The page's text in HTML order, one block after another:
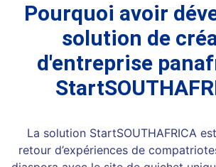
Pourquoi avoir
solution de
d'entreprise
La solution StartSOUTHAFRICA
retour d’expériences de